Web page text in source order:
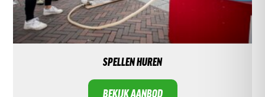
SPELLEN HUREN
BEKIJK AANBOD